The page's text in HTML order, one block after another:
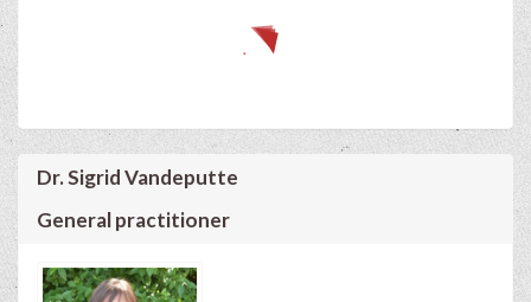
Dr. Sigrid Vandeputte
General practitioner